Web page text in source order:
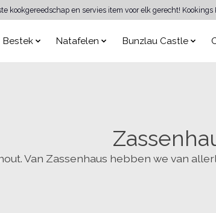
kookgereedschap en servies item voor elk gerecht!
Bestek Natafelen Bunzlau Castle
Van Zassenhaus hebben we van